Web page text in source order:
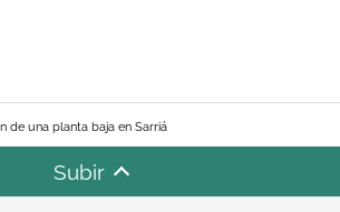
de una planta baja en Sarriá
Subir